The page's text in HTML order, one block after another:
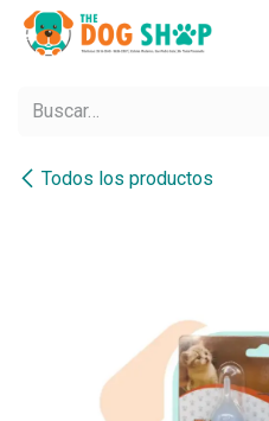
Ir al contenido
Todos los productos